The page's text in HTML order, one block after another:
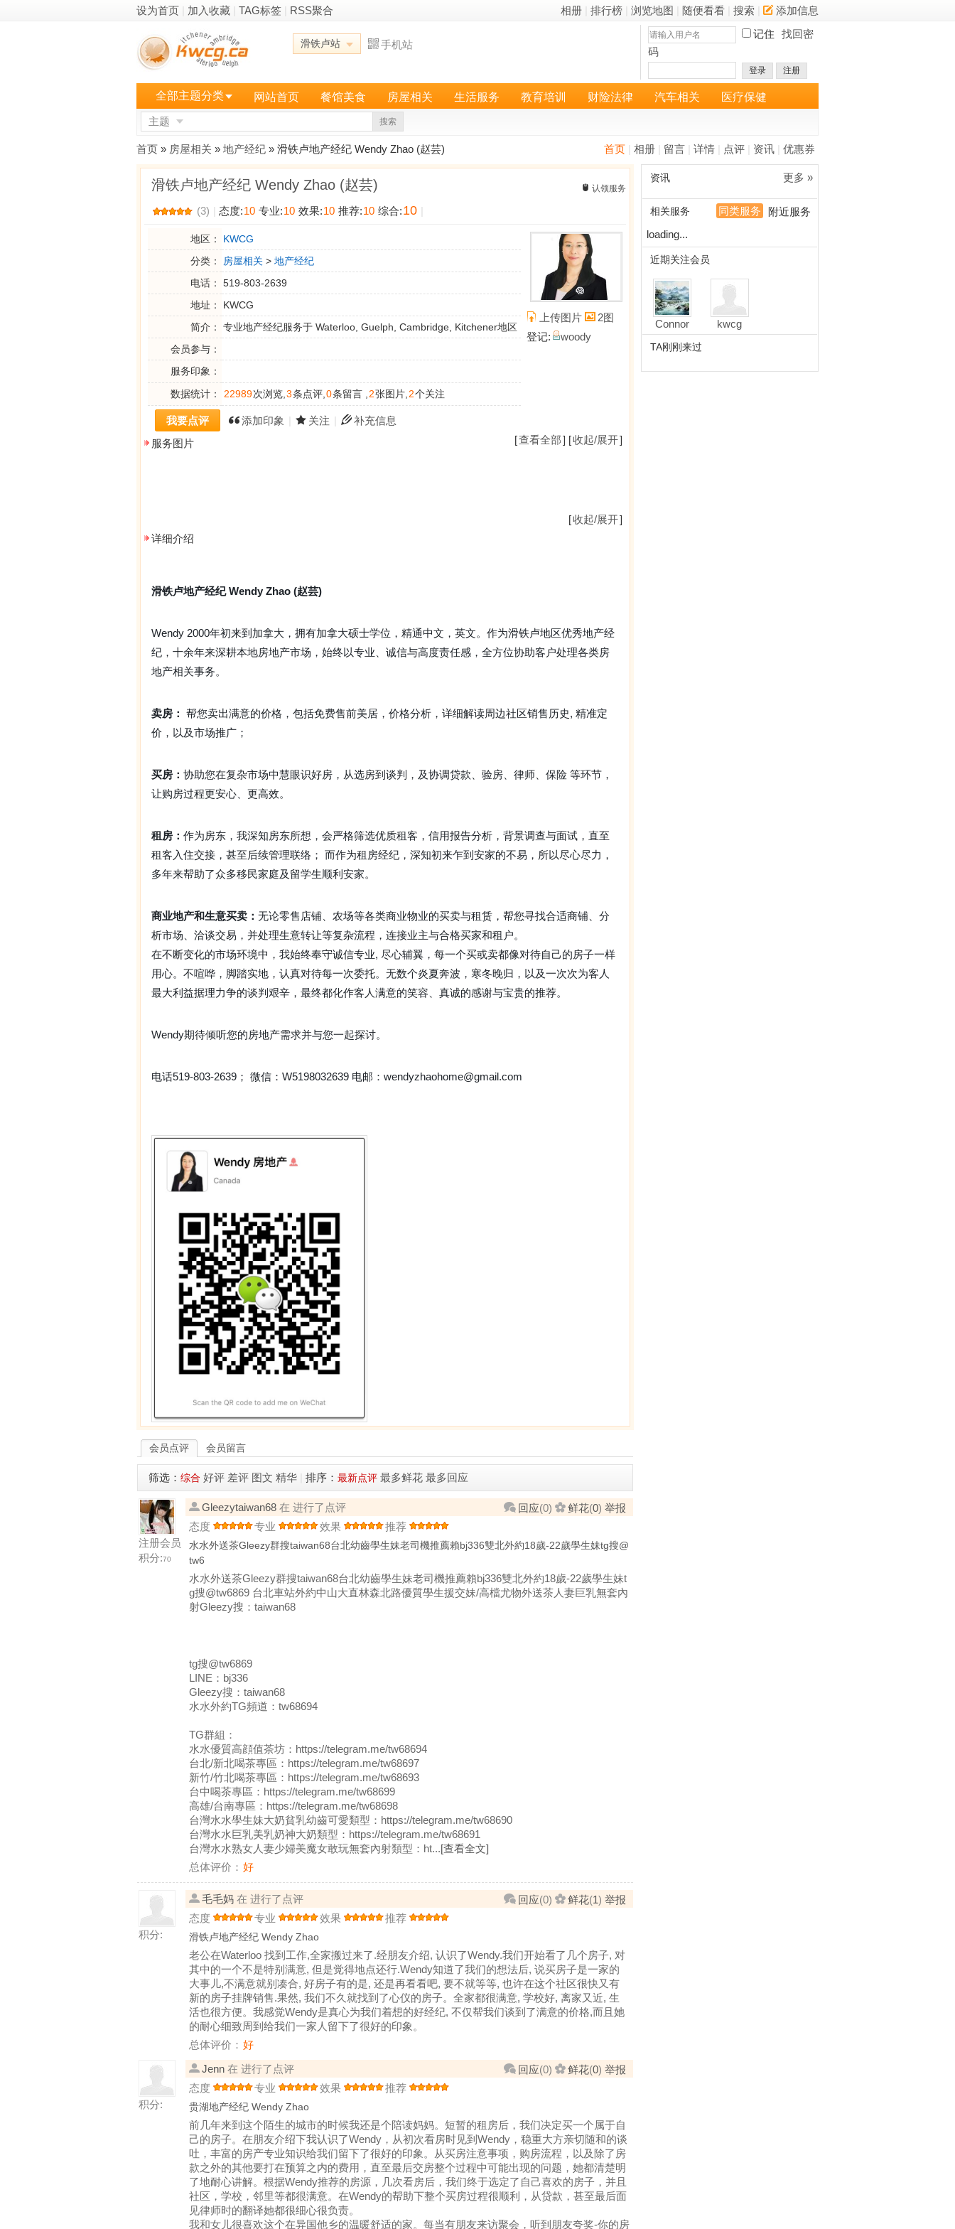
设为首页 加入收藏 TAG标签 RSS聚合 相册 排行榜 浏览地图 随便看看 搜索 添加信息
滑铁卢站 手机站
记住
找回密
码
登录 注册
全部主题分类 网站首页 餐馆美食 房屋相关 生活服务 教育培训 财险法律 汽车相关 医疗保健
主题 搜索
首页 相册 留言 详情 点评 资讯 优惠券
首页 » 房屋相关 » 地产经纪 » 滑铁卢地产经纪 Wendy Zhao (赵芸)
滑铁卢地产经纪 Wendy Zhao (赵芸) 认领服务
(3) 态度:10 专业:10 效果:10 推荐:10 综合:10
地区：
KWCG
分类：
房屋相关 > 地产经纪
电话：
519-803-2639
地址：
KWCG
简介：
专业地产经纪服务于 Waterloo, Guelph, Cambridge, Kitchener地区
会员参与：
服务印象：
数据统计：
22989次浏览, 3条点评, 0条留言 , 2张图片, 2个关注
我要点评 添加印象 关注 补充信息
上传图片
2图
登记:
woody
[查看全部] [收起/展开]
服务图片
[收起/展开]
详细介绍
滑铁卢地产经纪 Wendy Zhao (赵芸)
Wendy 2000年初来到加拿大，拥有加拿大硕士学位，精通中文，英文。作为滑铁卢地区优秀地产经
纪，十余年来深耕本地房地产市场，始终以专业、诚信与高度责任感，全方位协助客户处理各类房
地产相关事务。
卖房： 帮您卖出满意的价格，包括免费售前美居，价格分析，详细解读周边社区销售历史, 精准定
价，以及市场推广；
买房： 协助您在复杂市场中慧眼识好房，从选房到谈判，及协调贷款、验房、律师、保险 等环节，
让购房过程更安心、更高效。
租房： 作为房东，我深知房东所想，会严格筛选优质租客，信用报告分析，背景调查与面试，直至
租客入住交接，甚至后续管理联络； 而作为租房经纪，深知初来乍到安家的不易，所以尽心尽力，
多年来帮助了众多移民家庭及留学生顺利安家。
商业地产和生意买卖： 无论零售店铺、农场等各类商业物业的买卖与租赁，帮您寻找合适商铺、分
析市场、洽谈交易，并处理生意转让等复杂流程，连接业主与合格买家和租户。
在不断变化的市场环境中，我始终奉守诚信专业, 尽心辅翼，每一个买或卖都像对待自己的房子一样
用心。不喧哗，脚踏实地，认真对待每一次委托。无数个炎夏奔波，寒冬晚归，以及一次次为客人
最大利益据理力争的谈判艰辛，最终都化作客人满意的笑容、真诚的感谢与宝贵的推荐。
Wendy期待倾听您的房地产需求并与您一起探讨。
电话519-803-2639； 微信：W5198032639 电邮：wendyzhaohome@gmail.com
会员点评 会员留言
筛选： 综合 好评 差评 图文 精华 排序： 最新点评 最多鲜花 最多回应
注册会员
积分:70
回应(0) 鲜花(0) 举报
Gleezytaiwan68 在 进行了点评
态度
专业 效果 推荐
水水外送茶Gleezy群搜taiwan68台北幼齒學生妹老司機推薦賴bj336雙北外約18歲-22歲學生妹tg搜@
tw6
水水外送茶Gleezy群搜taiwan68台北幼齒學生妹老司機推薦賴bj336雙北外約18歲-22歲學生妹t
g搜@tw6869 台北車站外約中山大直林森北路優質學生援交妹/高檔尤物外送茶人妻巨乳無套內
射Gleezy搜：taiwan68
tg搜@tw6869
LINE：bj336
Gleezy搜：taiwan68
水水外約TG頻道：tw68694
TG群組：
水水優質高顔值茶坊：https://telegram.me/tw68694
台北/新北喝茶專區：https://telegram.me/tw68697
新竹/竹北喝茶專區：https://telegram.me/tw68693
台中喝茶專區：https://telegram.me/tw68699
高雄/台南專區：https://telegram.me/tw68698
台灣水水學生妹大奶貧乳幼齒可愛類型：https://telegram.me/tw68690
台灣水水巨乳美乳奶神大奶類型：https://telegram.me/tw68691
台灣水水熟女人妻少婦美魔女敢玩無套內射類型：ht...[查看全文]
总体评价： 好
积分:
回应(0) 鲜花(1) 举报
毛毛妈 在 进行了点评
态度
专业 效果 推荐
滑铁卢地产经纪 Wendy Zhao
老公在Waterloo 找到工作,全家搬过来了.经朋友介绍, 认识了Wendy.我们开始看了几个房子, 对
其中的一个不是特别满意, 但是觉得地点还行.Wendy知道了我们的想法后, 说买房子是一家的
大事儿,不满意就别凑合, 好房子有的是, 还是再看看吧, 要不就等等, 也许在这个社区很快又有
新的房子挂牌销售.果然, 我们不久就找到了心仪的房子。全家都很满意, 学校好, 离家又近, 生
活也很方便。我感觉Wendy是真心为我们着想的好经纪, 不仅帮我们谈到了满意的价格,而且她
的耐心细致周到给我们一家人留下了很好的印象。
总体评价： 好
积分:
回应(0) 鲜花(0) 举报
Jenn 在 进行了点评
态度
专业 效果 推荐
贵湖地产经纪 Wendy Zhao
前几年来到这个陌生的城市的时候我还是个陪读妈妈。短暂的租房后，我们决定买一个属于自
己的房子。在朋友介绍下我认识了Wendy，从初次看房时见到Wendy，稳重大方亲切随和的谈
吐，丰富的房产专业知识给我们留下了很好的印象。从买房注意事项，购房流程，以及除了房
款之外的其他要打在预算之内的费用，直至最后交房整个过程中可能出现的问题，她都清楚明
了地耐心讲解。根据Wendy推荐的房源，几次看房后，我们终于选定了自己喜欢的房子，并且
社区，学校，邻里等都很满意。在Wendy的帮助下整个买房过程很顺利，从贷款，甚至最后面
见律师时的翻译她都很细心很负责。
我和女儿很喜欢这个在异国他乡的温暖舒适的家。每当有朋友来访聚会，听到朋友夸奖-你的房
更多 »
资讯
同类服务 附近服务
相关服务
loading...
近期关注会员
Connor kwcg
TA刚刚来过